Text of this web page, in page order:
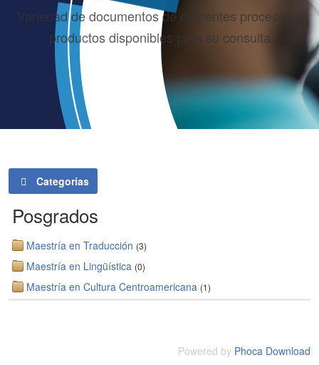
Variedad de documentos de diferentes procesos y
productos disponibles para su consulta
Categorías
Posgrados
Maestría en Traducción (3)
Maestría en Lingüística (0)
Maestría en Cultura Centroamericana (1)
Powered by Phoca Download